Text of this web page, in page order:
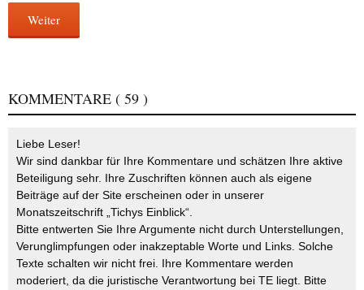
Weiter
KOMMENTARE ( 59 )
Liebe Leser!
Wir sind dankbar für Ihre Kommentare und schätzen Ihre aktive
Beteiligung sehr. Ihre Zuschriften können auch als eigene
Beiträge auf der Site erscheinen oder in unserer
Monatszeitschrift „Tichys Einblick“.
Bitte entwerten Sie Ihre Argumente nicht durch Unterstellungen,
Verunglimpfungen oder inakzeptable Worte und Links. Solche
Texte schalten wir nicht frei. Ihre Kommentare werden
moderiert, da die juristische Verantwortung bei TE liegt. Bitte